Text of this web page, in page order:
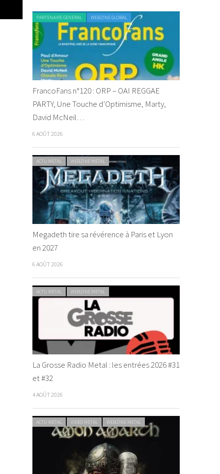
PARTENAIRE GENERAL WEBZINE GLOBAL
FrancoFans n°120 : ORP – OAI REGGAE
PARTY, Une Touche d’Optimisme, Marty,
David McNeil…
6 AOÛT 2026
ACTU METAL WEBZINE METAL
Megadeth tire sa révérence à Paris et Lyon
en 2027
6 AOÛT 2026
ACTU METAL WEBZINE METAL
La Grosse Radio Metal : les entrées 2026 #31
et #32
4 AOÛT 2026
ACTU METAL VIDEO METAL WEBZINE METAL